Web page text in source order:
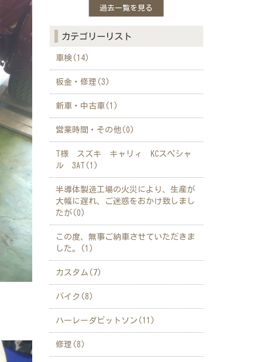
過去一覧を見る
カテゴリーリスト
車検(14)
板金・修理(3)
新車・中古車(1)
営業時間・その他(0)
T様 スズキ キャリィ KCスペシャ
ル 3AT(1)
半導体製造工場の火災により、生産が
大幅に遅れ、ご迷惑をおかけ致しまし
たが(0)
この度、無事ご納車させていただきま
した。(1)
カスタム(7)
バイク(8)
ハーレーダビットソン(11)
修理(8)